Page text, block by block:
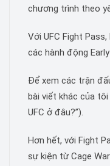
chương trình theo
Với UFC Fight
các hành động
Để xem các trận
bài viết khác của
UFC ở đâu?”).
Hơn hết, với Fight
sự kiện từ Cage